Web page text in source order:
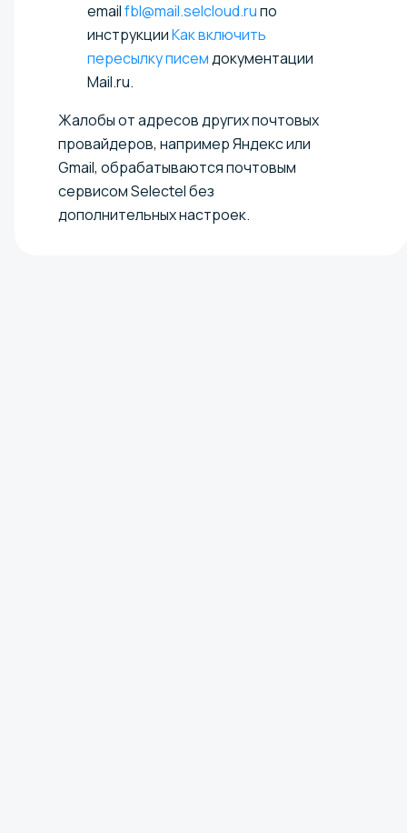
emailfbl@mail.selcloud.ruпо
инструкцииКак включить
пересылку писемдокументации
Mail.ru.
Жалобы от адресов других почтовых
провайдеров, например Яндекс или
Gmail, обрабатываются почтовым
сервисом Selectel без
дополнительных настроек.